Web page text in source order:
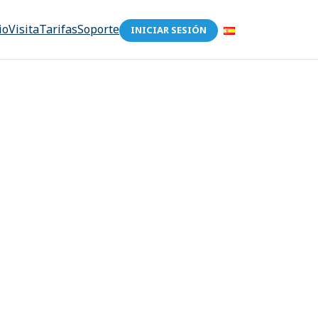
VisitaTarifasSoporte INICIAR SESIÓN